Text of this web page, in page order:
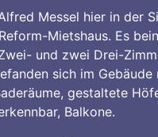
Messel hier in der
Mietshaus. Es
und zwei Drei-
sich im Gebäude
gestaltete
Balkone.